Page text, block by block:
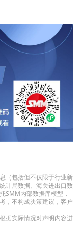
（包括但不仅限于行业新
计局数据、海关进出口数
SMM内部数据库模型，
，不构成决策建议，客户
据实际情况对声明内容进